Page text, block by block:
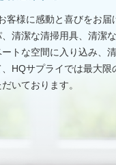
客様に感動と喜びをお届
清潔な清掃用具、清潔
トな空間に入り込み、
HQサプライでは最大限
いております。